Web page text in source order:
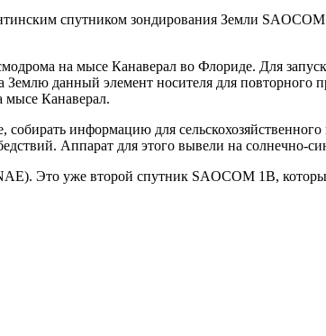
спутником зондирования Земли
на мысе Канаверал во Флориде. Для
Землю данный элемент носителя для повторного
мысе Канаверал.
информацию для
Аппарат для этого вывели на солнечно-
Это уже второй спутник SAOCOM 1B,